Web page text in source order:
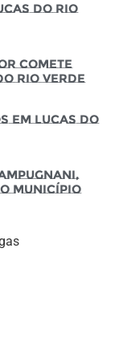
do Rio
comete
Rio Verde
em Lucas do
município